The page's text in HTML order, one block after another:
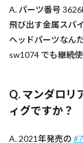
A. パーツ番号
飛び出す金属スパ
ヘッドパーツなん
sw1074 でも継続
Q. マンダロリ
ィグですか？
A. 2021年発売の